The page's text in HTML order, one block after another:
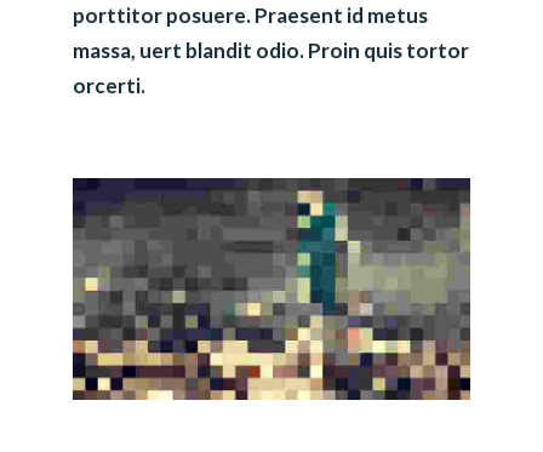
porttitor posuere. Praesent id metus
massa, uert blandit odio. Proin quis tortor
orcerti.